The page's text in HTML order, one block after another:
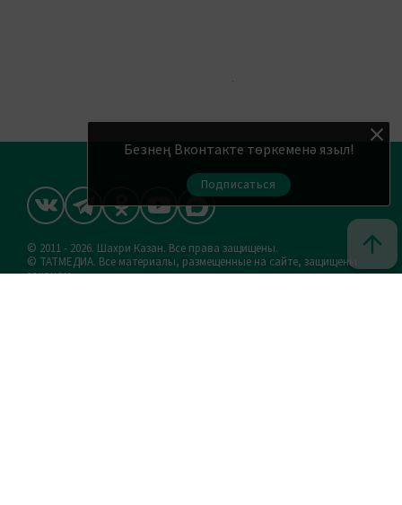
Безнең Вконтакте төркеменә языл!
Подписаться
© 2011 - 2026. Шахри Казан. Все права защищены.
© ТАТМЕДИА. Все материалы, размещенные на сайте, защищены
законом.